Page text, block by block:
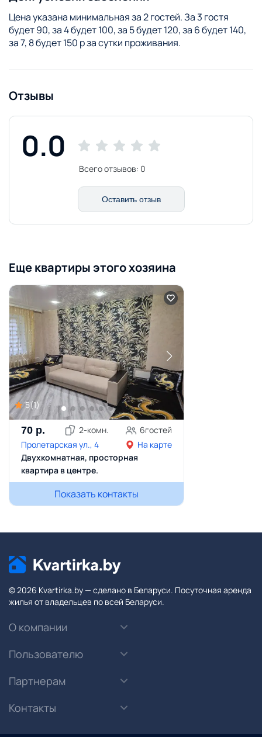
Цена указана минимальная за 2 гостей. За 3 гостя
будет 90, за 4 будет 100, за 5 будет 120, за 6 будет 140,
за 7, 8 будет 150 р за сутки проживания.
Отзывы
0.0
Всего отзывов: 0
Оставить отзыв
Еще квартиры этого хозяина
5(1)
70 р. 2-комн. 6гостей
Пролетарская ул., 4
На карте
Двухкомнатная, просторная
квартира в центре.
Показать контакты
© 2026 Kvartirka.by — сделано в Беларуси. Посуточная аренда
жилья от владельцев по всей Беларуси.
О компании
Пользователю
Партнерам
Контакты